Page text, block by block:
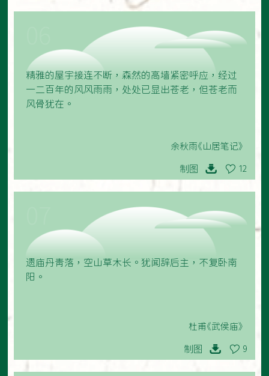
精雅的屋宇接连不断，森然的高墙紧密呼应，经过
一二百年的风风雨雨，处处已显出苍老，但苍老而
风骨犹在。
余秋雨《山居笔记》
制图 12
遗庙丹青落，空山草木长。犹闻辞后主，不复卧南
阳。
杜甫《武侯庙》
制图 9